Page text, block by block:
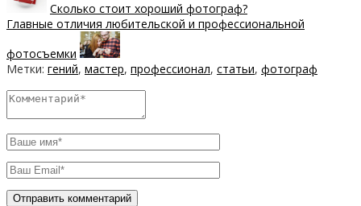
Сколько стоит хороший фотограф?
Главные отличия любительской и профессиональной
фотосъемки
Метки: гений, мастер, профессионал, статьи, фотограф